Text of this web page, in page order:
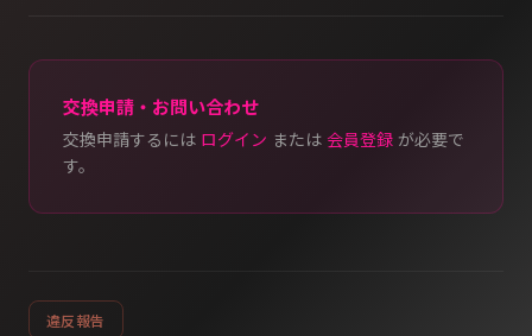
交換申請・お問い合わせ
交換申請するには ログイン または 会員登録 が必要で
す。
違反報告